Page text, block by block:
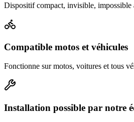
Dispositif compact, invisible, impossible
Compatible motos et véhicules
Fonctionne sur motos, voitures et tous
Installation possible par notre